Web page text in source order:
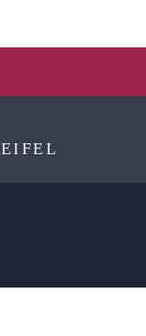
EIFEL